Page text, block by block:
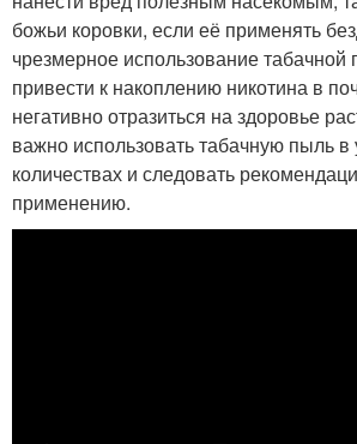
божьи коровки, если её применять
чрезмерное использование
привести к накоплению никотина в
негативно отразиться на здоровье
важно использовать табачную пыль
количествах и следовать
применению.